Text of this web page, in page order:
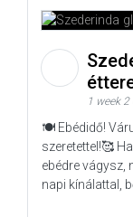
1 week
🍽️ Ebédidő!
szeretettel!🥰
ebédre vágysz,
napi kínálattal,